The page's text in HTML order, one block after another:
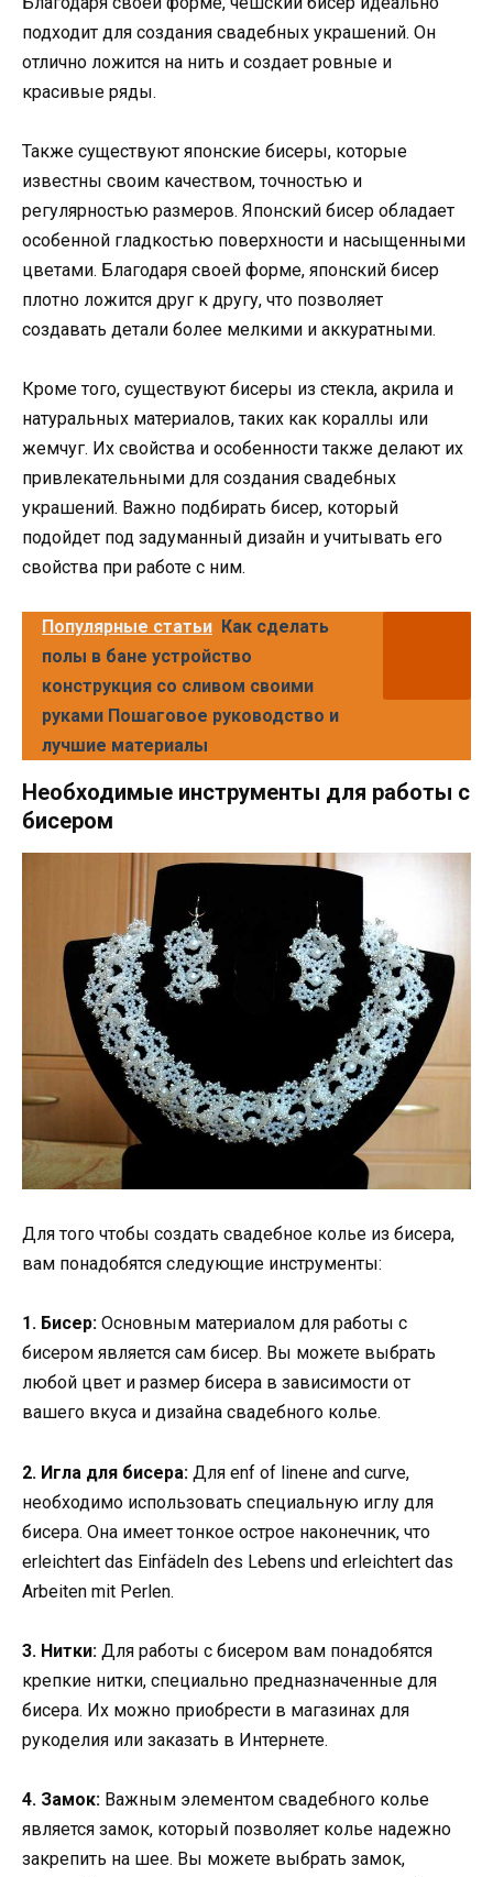
подходит для создания свадебных украшений. Он
отлично ложится на нить и создает ровные и
красивые ряды.
Также существуют японские бисеры, которые
известны своим качеством, точностью и
регулярностью размеров. Японский бисер обладает
особенной гладкостью поверхности и насыщенными
цветами. Благодаря своей форме, японский бисер
плотно ложится друг к другу, что позволяет
создавать детали более мелкими и аккуратными.
Кроме того, существуют бисеры из стекла, акрила и
натуральных материалов, таких как кораллы или
жемчуг. Их свойства и особенности также делают их
привлекательными для создания свадебных
украшений. Важно подбирать бисер, который
подойдет под задуманный дизайн и учитывать его
свойства при работе с ним.
Популярные статьи Как сделать
полы в бане устройство
конструкция со сливом своими
руками Пошаговое руководство и
лучшие материалы
Необходимые инструменты для работы с
бисером
Для того чтобы создать свадебное колье из бисера,
вам понадобятся следующие инструменты:
1. Бисер: Основным материалом для работы с
бисером является сам бисер. Вы можете выбрать
любой цвет и размер бисера в зависимости от
вашего вкуса и дизайна свадебного колье.
2. Игла для бисера: Для enf of lineне and curve,
необходимо использовать специальную иглу для
бисера. Она имеет тонкое острое наконечник, что
erleichtert das Einfädeln des Lebens und erleichtert das
Arbeiten mit Perlen.
3. Нитки: Для работы с бисером вам понадобятся
крепкие нитки, специально предназначенные для
бисера. Их можно приобрести в магазинах для
рукоделия или заказать в Интернете.
4. Замок: Важным элементом свадебного колье
является замок, который позволяет колье надежно
закрепить на шее. Вы можете выбрать замок,